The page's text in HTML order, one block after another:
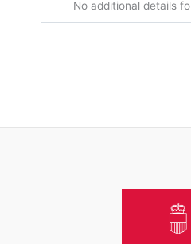
No additional details